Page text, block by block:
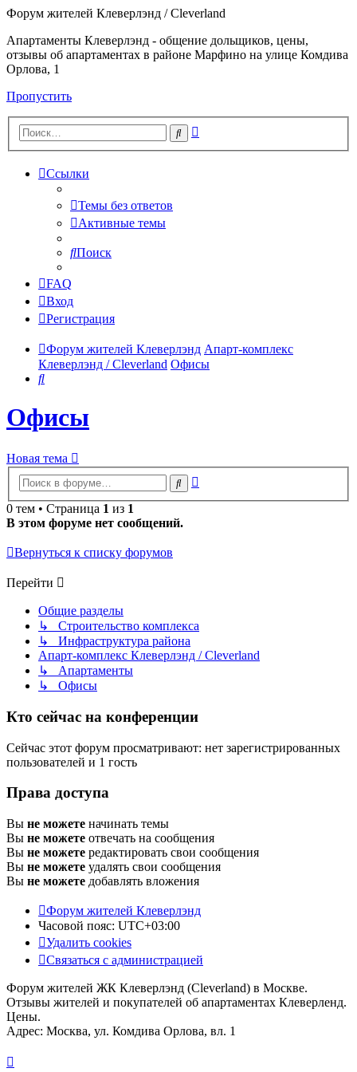
Форум жителей Клеверлэнд / Cleverland
Апартаменты Клеверлэнд - общение дольщиков, цены,
отзывы об апартаментах в районе Марфино на улице Комдива
Орлова, 1
Пропустить
Поиск
Ссылки
Темы без ответов
Активные темы
Поиск
FAQ
Вход
Регистрация
Форум жителей Клеверлэнд Апарт-комплекс
Клеверлэнд / Cleverland Офисы
Поиск
Офисы
Новая тема
Поиск
0 тем • Страница 1 из 1
В этом форуме нет сообщений.
Вернуться к списку форумов
Перейти
Общие разделы
↳ Строительство комплекса
↳ Инфраструктура района
Апарт-комплекс Клеверлэнд / Cleverland
↳ Апартаменты
↳ Офисы
Кто сейчас на конференции
Сейчас этот форум просматривают: нет зарегистрированных
пользователей и 1 гость
Права доступа
Вы не можете начинать темы
Вы не можете отвечать на сообщения
Вы не можете редактировать свои сообщения
Вы не можете удалять свои сообщения
Вы не можете добавлять вложения
Форум жителей Клеверлэнд
Часовой пояс: UTC+03:00
Удалить cookies
Связаться с администрацией
Форум жителей ЖК Клеверлэнд (Cleverland) в Москве.
Отзывы жителей и покупателей об апартаментах Клеверленд.
Цены.
Адрес: Москва, ул. Комдива Орлова, вл. 1